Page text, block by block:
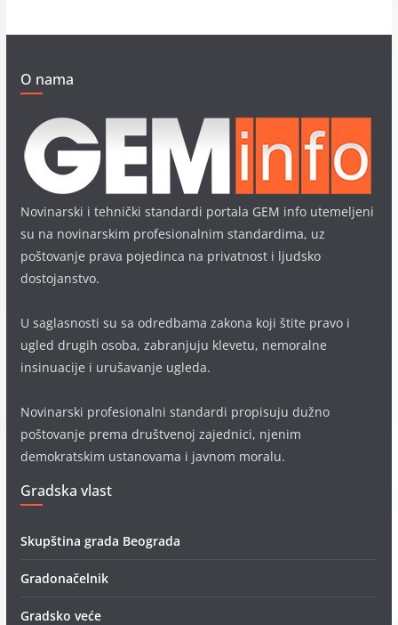
O nama
Novinarski i tehnički standardi portala GEM info utemeljeni
su na novinarskim profesionalnim standardima, uz
poštovanje prava pojedinca na privatnost i ljudsko
dostojanstvo.
U saglasnosti su sa odredbama zakona koji štite pravo i
ugled drugih osoba, zabranjuju klevetu, nemoralne
insinuacije i urušavanje ugleda.
Novinarski profesionalni standardi propisuju dužno
poštovanje prema društvenoj zajednici, njenim
demokratskim ustanovama i javnom moralu.
Gradska vlast
Skupština grada Beograda
Gradonačelnik
Gradsko veće